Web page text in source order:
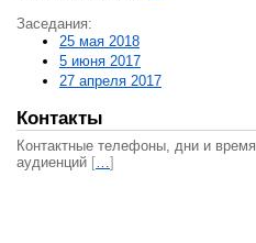
Заседания:
25 мая 2018
5 июня 2017
27 апреля 2017
Контакты
Контактные телефоны, дни и время
аудиенций […]